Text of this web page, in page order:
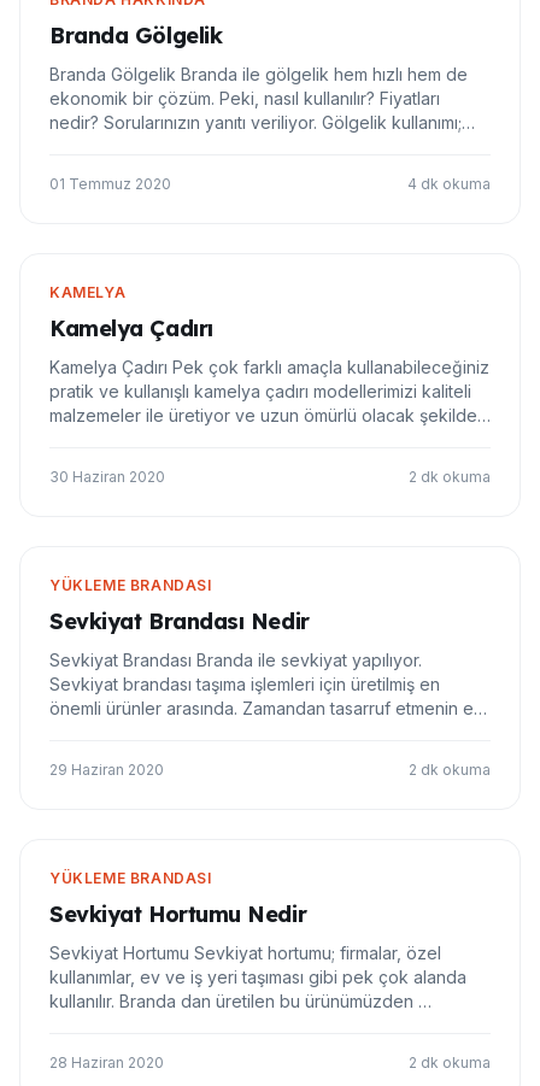
Branda Gölgelik
Branda Gölgelik Branda ile gölgelik hem hızlı hem de
ekonomik bir çözüm. Peki, nasıl kullanılır? Fiyatları
nedir? Sorularınızın yanıtı veriliyor. Gölgelik kullanımı;
önerilir. Hem pratik bir çözüm…
01 Temmuz 2020 4 dk okuma
KAMELYA
Kamelya Çadırı
Kamelya Çadırı Pek çok farklı amaçla kullanabileceğiniz
pratik ve kullanışlı kamelya çadırı modellerimizi kaliteli
malzemeler ile üretiyor ve uzun ömürlü olacak şekilde
kamelya çadırı genell…
30 Haziran 2020 2 dk okuma
YÜKLEME BRANDASI
Sevkiyat Brandası Nedir
Sevkiyat Brandası Branda ile sevkiyat yapılıyor.
Sevkiyat brandası taşıma işlemleri için üretilmiş en
önemli ürünler arasında. Zamandan tasarruf etmenin en
Brandası Kullanmak Herhangi bir ürünün bir y…
29 Haziran 2020 2 dk okuma
YÜKLEME BRANDASI
Sevkiyat Hortumu Nedir
Sevkiyat Hortumu Sevkiyat hortumu; firmalar, özel
kullanımlar, ev ve iş yeri taşıması gibi pek çok alanda
kullanılır. Branda dan üretilen bu ürünümüzden
çeşitleniyor. Sevkiyat hortumu için kullanı…
28 Haziran 2020 2 dk okuma